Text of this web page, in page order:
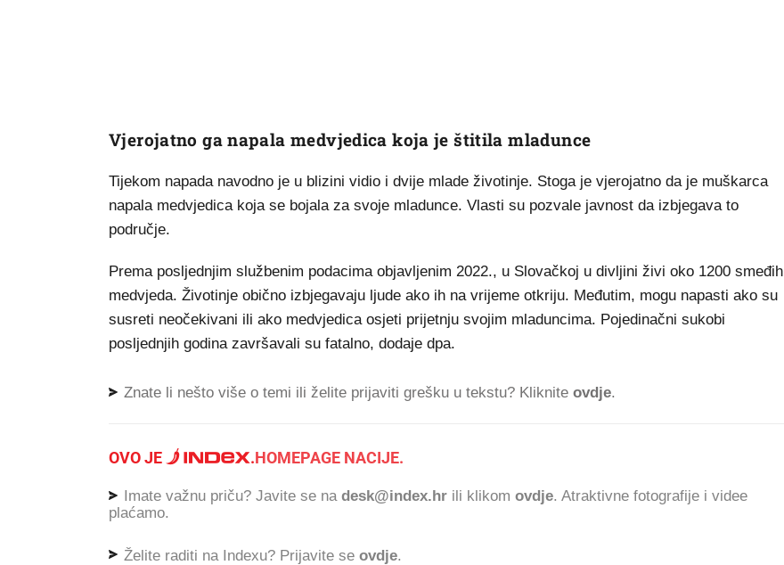
Vjerojatno ga napala medvjedica koja je štitila mladunce
Tijekom napada navodno je u blizini vidio i dvije mlade životinje. Stoga je vjerojatno da je muškarca
napala medvjedica koja se bojala za svoje mladunce. Vlasti su pozvale javnost da izbjegava to
područje.
Prema posljednjim službenim podacima objavljenim 2022., u Slovačkoj u divljini živi oko 1200 smeđih
medvjeda. Životinje obično izbjegavaju ljude ako ih na vrijeme otkriju. Međutim, mogu napasti ako su
susreti neočekivani ili ako medvjedica osjeti prijetnju svojim mladuncima. Pojedinačni sukobi
posljednjih godina završavali su fatalno, dodaje dpa.
Znate li nešto više o temi ili želite prijaviti grešku u tekstu? Kliknite ovdje.
OVO JE .HOMEPAGE NACIJE.
Imate važnu priču? Javite se na desk@index.hr ili klikom ovdje. Atraktivne fotografije i videe
plaćamo.
Želite raditi na Indexu? Prijavite se ovdje.